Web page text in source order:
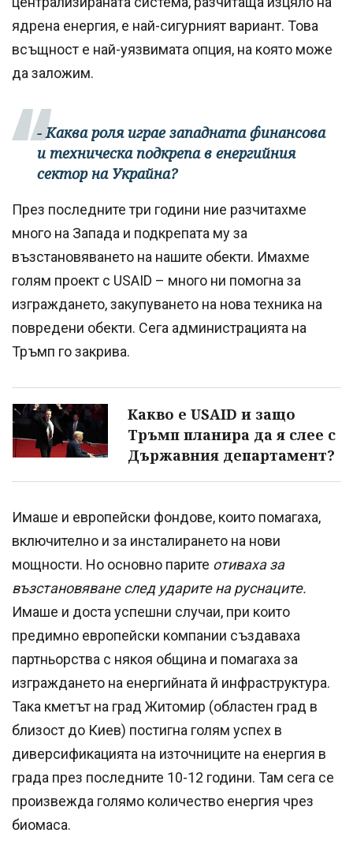
ядрена енергия, е най-сигурният вариант. Това
всъщност е най-уязвимата опция, на която може
да заложим.
- Каква роля играе западната финансова
и техническа подкрепа в енергийния
сектор на Украйна?
През последните три години ние разчитахме
много на Запада и подкрепата му за
възстановяването на нашите обекти. Имахме
голям проект с USAID – много ни помогна за
изграждането, закупуването на нова техника на
повредени обекти. Сега администрацията на
Тръмп го закрива.
Какво е USAID и защо
Тръмп планира да я слее с
Държавния департамент?
Имаше и европейски фондове, които помагаха,
включително и за инсталирането на нови
мощности. Но основно парите отиваха за
възстановяване след ударите на руснаците.
Имаше и доста успешни случаи, при които
предимно европейски компании създаваха
партньорства с някоя община и помагаха за
изграждането на енергийната й инфраструктура.
Така кметът на град Житомир (областен град в
близост до Киев) постигна голям успех в
диверсификацията на източниците на енергия в
града през последните 10-12 години. Там сега се
произвежда голямо количество енергия чрез
биомаса.